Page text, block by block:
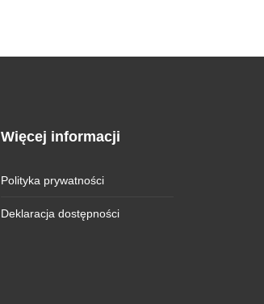
Więcej informacji
Polityka prywatności
Deklaracja dostępności